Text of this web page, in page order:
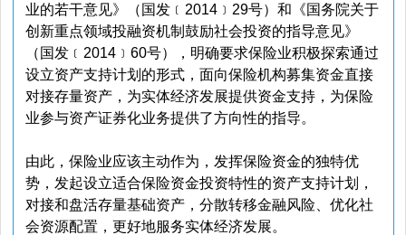
业的若干意见》（国发﹝2014﹞29号）和《国务院关于
创新重点领域投融资机制鼓励社会投资的指导意见》
（国发﹝2014﹞60号），明确要求保险业积极探索通过
设立资产支持计划的形式，面向保险机构募集资金直接
对接存量资产，为实体经济发展提供资金支持，为保险
业参与资产证券化业务提供了方向性的指导。
由此，保险业应该主动作为，发挥保险资金的独特优
势，发起设立适合保险资金投资特性的资产支持计划，
对接和盘活存量基础资产，分散转移金融风险、优化社
会资源配置，更好地服务实体经济发展。